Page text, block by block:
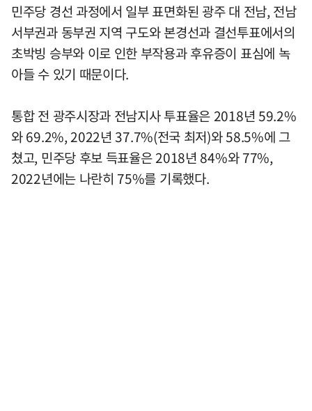
민주당 경선 과정에서 일부 표면화된 광주 대 전남, 전남
서부권과 동부권 지역 구도와 본경선과 결선투표에서의
초박빙 승부와 이로 인한 부작용과 후유증이 표심에 녹
아들 수 있기 때문이다.
통합 전 광주시장과 전남지사 투표율은 2018년 59.2%
와 69.2%, 2022년 37.7%(전국 최저)와 58.5%에 그
쳤고, 민주당 후보 득표율은 2018년 84%와 77%,
2022년에는 나란히 75%를 기록했다.